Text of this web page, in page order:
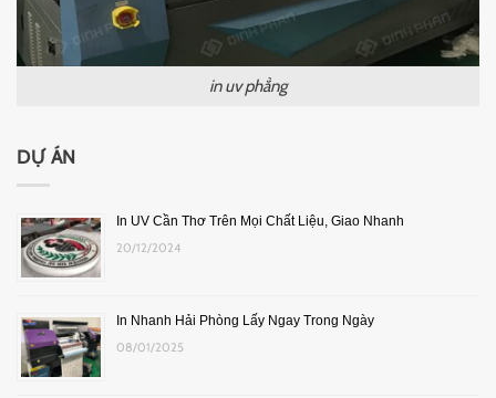
in uv phẳng
DỰ ÁN
In UV Cần Thơ Trên Mọi Chất Liệu, Giao Nhanh
20/12/2024
In Nhanh Hải Phòng Lấy Ngay Trong Ngày
08/01/2025